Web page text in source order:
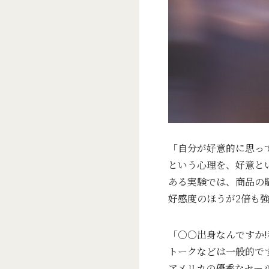
「自分が好意的に思
という心理を、好意と
ある実験では、商品
好感度のほうが2倍も
「○○出身なんですか
トークなどは一般的で